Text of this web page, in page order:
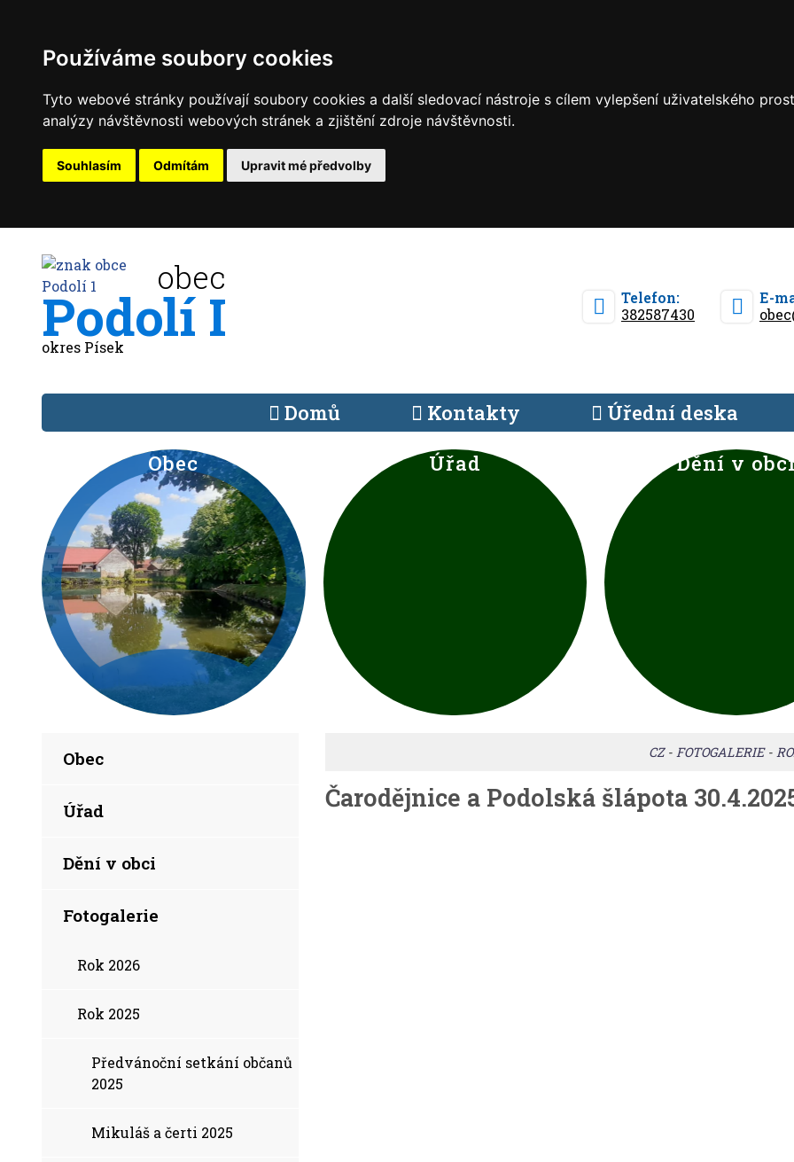
Používáme soubory cookies
Tyto webové stránky používají soubory cookies a další sledovací nástroje s cílem vylepšení uživatelského
analýzy návštěvnosti webových stránek a zjištění zdroje návštěvnosti.
Souhlasím Odmítám Upravit mé předvolby
obec
Podolí I
okres Písek
Telefon:
382587430
E-
Domů Kontakty
Úřední deska
Obec
Úřad Dění v
Obec
Úřad
Dění v obci
Fotogalerie
Rok 2026
Rok 2025
Předvánoční setkání občanů
2025
Mikuláš a čerti 2025
CZ- FOTOGALERIE-
Čarodějnice a Podolská šlápota